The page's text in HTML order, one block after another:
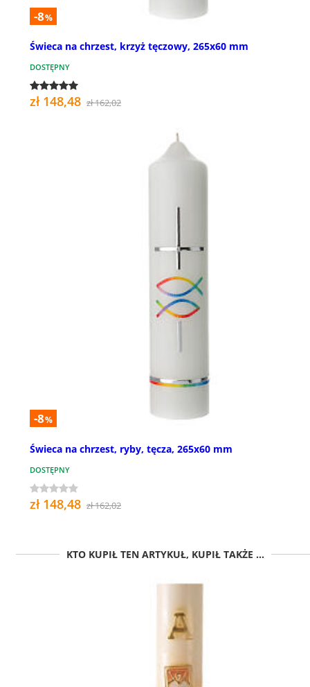
-8%
Świeca na chrzest, krzyż tęczowy, 265x60 mm
DOSTĘPNY
zł 148,48 zł 162,02
-8%
Świeca na chrzest, ryby, tęcza, 265x60 mm
DOSTĘPNY
zł 148,48 zł 162,02
KTO KUPIŁ TEN ARTYKUŁ, KUPIŁ TAKŻE ...